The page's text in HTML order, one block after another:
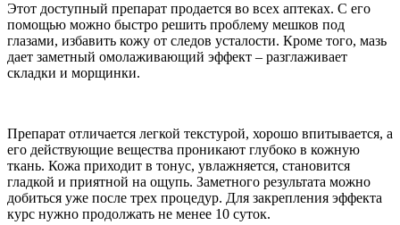
Этот доступный препарат продается во всех аптеках. С его
помощью можно быстро решить проблему мешков под
глазами, избавить кожу от следов усталости. Кроме того, мазь
дает заметный омолаживающий эффект – разглаживает
складки и морщинки.
Препарат отличается легкой текстурой, хорошо впитывается, а
его действующие вещества проникают глубоко в кожную
ткань. Кожа приходит в тонус, увлажняется, становится
гладкой и приятной на ощупь. Заметного результата можно
добиться уже после трех процедур. Для закрепления эффекта
курс нужно продолжать не менее 10 суток.